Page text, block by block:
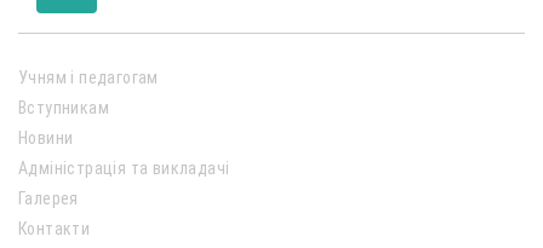
Учням і педагогам
Вступникам
Новини
Адміністрація та викладачі
Галерея
Контакти